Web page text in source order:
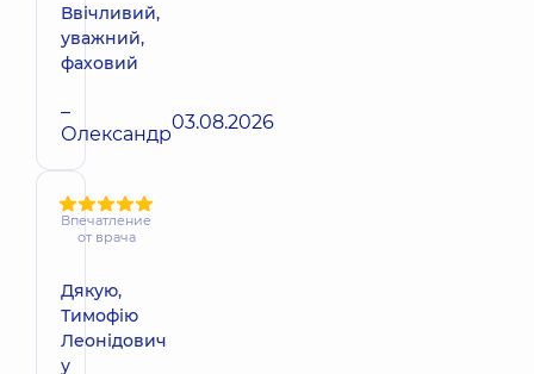
Ввічливий,
уважний,
фаховий
–
Олександр03.08.2026
Впечатление
от врача
Дякую,
Тимофію
Леонідович
у